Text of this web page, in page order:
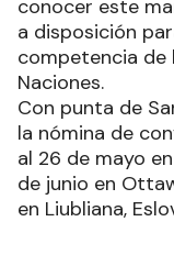
conocer este
a disposición
competencia de
Naciones.
Con punta de
la nómina de
al 26 de mayo
de junio en
en Liubliana,